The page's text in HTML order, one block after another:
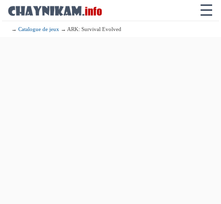
☰
→Catalogue de jeux → ARK: Survival Evolved